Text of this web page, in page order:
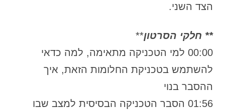
הצד השני.
** חלקי הסרטון**
00:00 למי הטכניקה מתאימה, למה כדאי
להשתמש בטכניקת החלומות הזאת, איך
ההסבר בנוי
01:56 הסבר הטכניקה הבסיסית למצב שבו